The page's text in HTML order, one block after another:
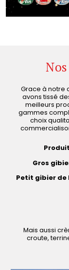
Grace à notre
avons tissé
meilleurs
gammes
choix
Gros
Petit gibier de
Mais aussi
croute,